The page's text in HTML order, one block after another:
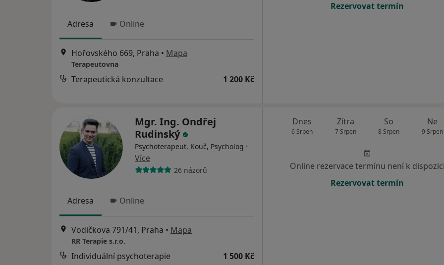
Adresa Online
Hořovského 669, Praha • Mapa
Terapeutovna
Terapeutická konzultace 1 200 Kč
Rezervovat termín
Mgr. Ing. Ondřej
Rudinský
Psychoterapeut, Kouč, Psycholog ·
Více
26 názorů
Adresa Online
Vodičkova 791/41, Praha • Mapa
RR Terapie s.r.o.
Individuální psychoterapie 1 500 Kč
Dnes
6 Srpen
Zítra
7 Srpen
So
8 Srpen
Ne
9 Srpen
Online rezervace termínu není k dispozici
Rezervovat termín